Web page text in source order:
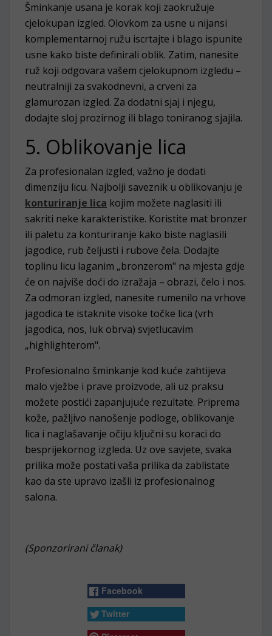
Šminkanje usana je korak koji zaokružuje
cjelokupan izgled. Olovkom za usne u nijansi
komplementarnoj ružu iscrtajte i blago ispunite
usne kako biste definirali oblik. Zatim, nanesite
ruž koji odgovara vašem cjelokupnom izgledu –
neutralniji za svakodnevni, a crveni za
glamurozan izgled. Za dodatni sjaj i njegu,
dodajte sloj prozirnog ili blago toniranog sjajila.
5. Oblikovanje lica
Za profesionalan izgled, važno je dodati
dimenziju licu. Najbolji saveznik u oblikovanju je
konturiranje lica kojim možete naglasiti ili
sakriti neke karakteristike. Koristite mat bronzer
ili paletu za konturiranje kako biste naglasili
jagodice, rub čeljusti i rubove čela. Dodajte
toplinu licu laganim „bronzerom" na mjesta gdje
će on najviše doći do izražaja – obrazi, čelo i nos.
Za odmoran izgled, nanesite rumenilo na vrhove
jagodica te istaknite visoke točke lica (vrh
jagodica, nos, luk obrva) svjetlucavim
„highlighterom".
Profesionalno šminkanje kod kuće zahtijeva
malo vježbe i prave proizvode, ali uz praksu
možete postići zapanjujuće rezultate. Priprema
kože, pažljivo nanošenje podloge, oblikovanje
lica i naglašavanje očiju ključni su koraci do
besprijekornog izgleda. Uz ove savjete, svaka
prilika može postati vaša prilika da zablistate
kao da ste upravo izašli iz profesionalnog
salona.
(Sponzorirani članak)
Facebook
Twitter